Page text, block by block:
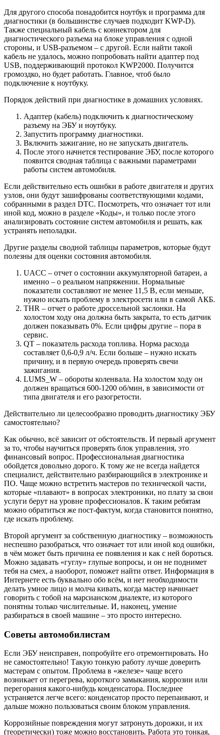
Для другого способа понадобится ноутбук и программа для
диагностики (в большинстве случаев подходит KWP-D).
Также специальный кабель с коннектором для
диагностического разъема на блоке управления с одной
стороны, и USB-разъемом – с другой. Если найти такой
кабель не удалось, можно попробовать найти адаптер под
USB, поддерживающий протокол KWP2000. Получится
громоздко, но будет работать. Главное, чтоб было
подключение к ноутбуку.
Порядок действий при диагностике в домашних условиях.
Адаптер (кабель) подключить к диагностическому
разъему на ЭБУ и ноутбуку.
Запустить программу диагностики.
Включить зажигание, но не запускать двигатель.
После этого начнется тестирование ЭБУ, после которого
появится сводная таблица с важными параметрами
работы систем автомобиля.
Если действительно есть ошибки в работе двигателя и других
узлов, они будут зашифрованы соответствующими кодами,
собранными в раздел DTC. Посмотреть, что означает тот или
иной код, можно в разделе «Коды», и только после этого
анализировать состояние систем автомобиля и решать, как
устранять неполадки.
Другие разделы сводной таблицы параметров, которые будут
полезны для оценки состояния автомобиля.
UACC – отчет о состоянии аккумуляторной батареи, а
именно – о реальном напряжении. Нормальные
показатели составляют не менее 11,5 В, если меньше,
нужно искать проблему в электросети или в самой АКБ.
THR – отчет о работе дроссельной заслонки. На
холостом ходу она должна быть закрыта, то есть датчик
должен показывать 0%. Если цифры другие – пора в
сервис.
QT – показатель расхода топлива. Норма расхода
составляет 0,6-0,9 л/ч. Если больше – нужно искать
причину, и в первую очередь проверять свечи
зажигания.
LUMS_W – обороты коленвала. На холостом ходу он
должен вращаться 600-1200 об/мин, в зависимости от
типа двигателя и его разогретости.
Действительно ли целесообразно проводить диагностику ЭБУ
самостоятельно?
Как обычно, всё зависит от обстоятельств. И первый аргумент
за то, чтобы научиться проверять блок управления, это
финансовый вопрос. Профессиональная диагностика
обойдется довольно дорого. К тому же не всегда найдется
специалист, действительно разбирающийся в электронике и
ПО. Чаще можно встретить мастеров по технической части,
которые «плавают» в вопросах электроники, но плату за свои
услуги берут на уровне профессионалов. К таким ребятам
можно обратиться же пост-фактум, когда становится понятно,
где искать проблему.
Второй аргумент за собственную диагностику – возможность
неспешно разобраться, что означает тот или иной код ошибки,
в чём может быть причина ее появления и как с ней бороться.
Можно задавать «гуглу» глупые вопросы, и он не поднимет
тебя на смех, а наоборот, поможет найти ответ. Информация в
Интернете есть буквально обо всём, и нет необходимости
делать умное лицо и молча кивать, когда мастер начинает
говорить с тобой на марсианском диалекте, из которого
понятны только числительные. И, наконец, умение
разбираться в своей машине – это просто интересно.
Советы автомобилистам
Если ЭБУ неисправен, попробуйте его отремонтировать. Но
не самостоятельно! Такую тонкую работу лучше доверить
мастерам с опытом. Проблема в «железе» чаще всего
возникает от перегрева, короткого замыкания, коррозии или
перегорания какого-нибудь конденсатора. Последнее
устраняется легче всего: конденсатор просто перепаивают, и
дальше можно пользоваться своим блоком управления.
Коррозийные повреждения могут затронуть дорожки, и их
(теоретически) тоже можно восстановить. Работа это тонкая,